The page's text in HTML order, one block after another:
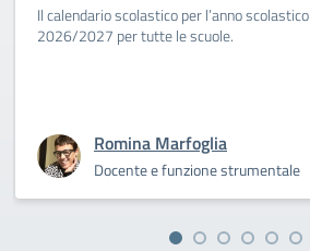
Il calendario scolastico per l’anno scolastico
2026/2027 per tutte le scuole.
Romina Marfoglia
Docente e funzione strumentale